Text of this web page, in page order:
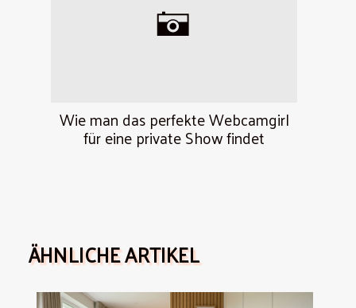
Wie man das perfekte Webcamgirl
für eine private Show findet
ÄHNLICHE ARTIKEL